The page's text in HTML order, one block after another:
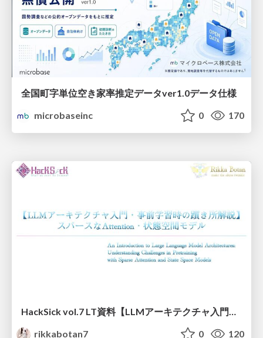
全国町字単位空き家率推定データver1.0データ仕様
microbaseinc
0 170
rikkabotan7
0 120